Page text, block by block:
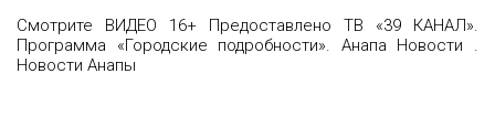
Смотрите ВИДЕО 16+ Предоставлено ТВ «39 КАНАЛ».
Программа «Городские подробности». Анапа Новости .
Новости Анапы